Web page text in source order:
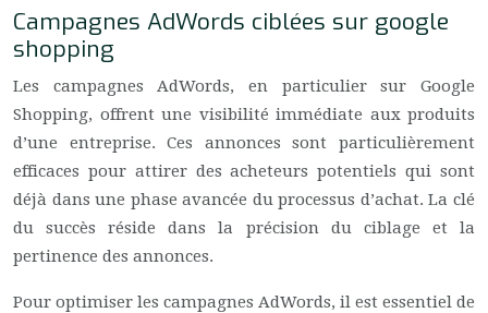
Campagnes AdWords ciblées sur google
shopping
Les campagnes AdWords, en particulier sur Google
Shopping, offrent une visibilité immédiate aux produits
d’une entreprise. Ces annonces sont particulièrement
efficaces pour attirer des acheteurs potentiels qui sont
déjà dans une phase avancée du processus d’achat. La clé
du succès réside dans la précision du ciblage et la
pertinence des annonces.
Pour optimiser les campagnes AdWords, il est essentiel de